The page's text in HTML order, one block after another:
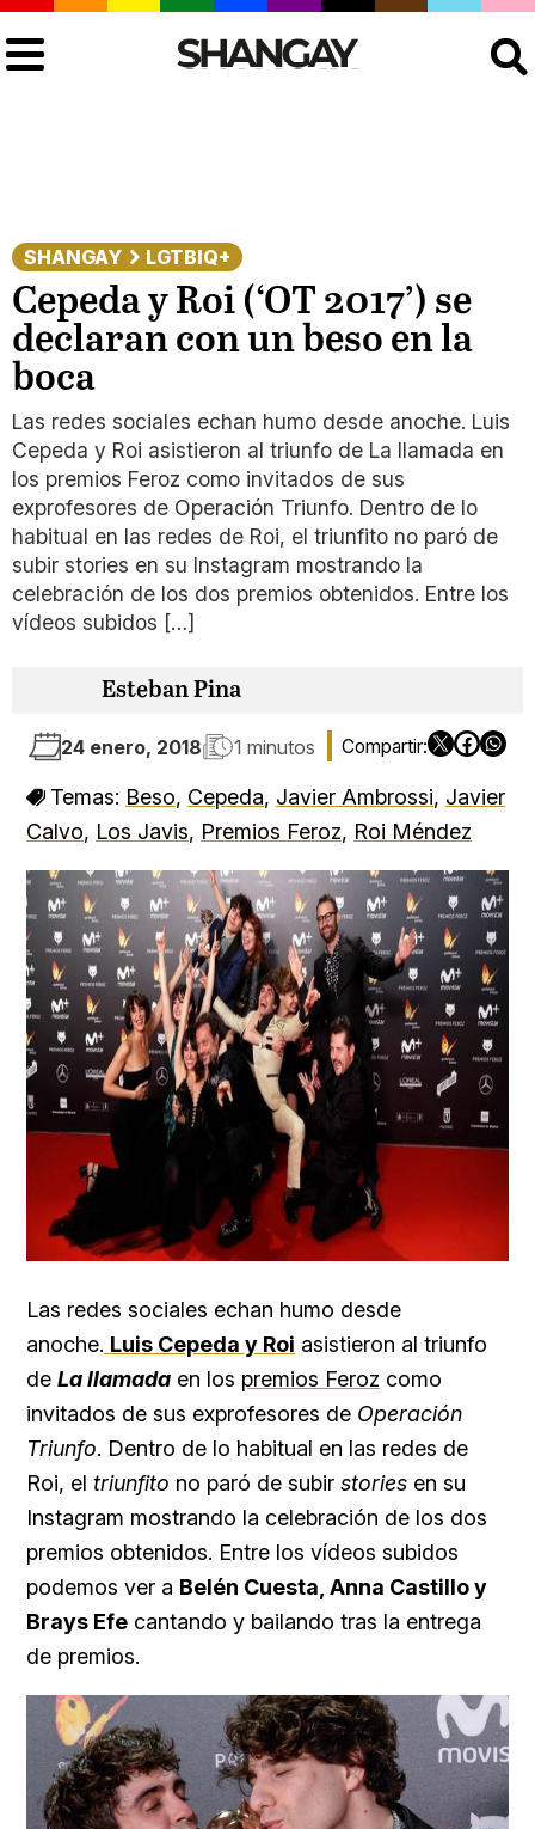
SHANGAY LGTBIQ+
Cepeda y Roi (‘OT 2017’) se
declaran con un beso en la
boca
Las redes sociales echan humo desde anoche. Luis
Cepeda y Roi asistieron al triunfo de La llamada en
los premios Feroz como invitados de sus
exprofesores de Operación Triunfo. Dentro de lo
habitual en las redes de Roi, el triunfito no paró de
subir stories en su Instagram mostrando la
celebración de los dos premios obtenidos. Entre los
vídeos subidos […]
Esteban Pina
24 enero, 2018 1 minutos
Temas: Beso, Cepeda, Javier Ambrossi, Javier
Calvo, Los Javis, Premios Feroz, Roi Méndez
Las redes sociales echan humo desde
anoche. Luis Cepeda y Roi asistieron al triunfo
de La llamada en los premios Feroz como
invitados de sus exprofesores de Operación
Triunfo. Dentro de lo habitual en las redes de
Roi, el triunfito no paró de subir stories en su
Instagram mostrando la celebración de los dos
premios obtenidos. Entre los vídeos subidos
podemos ver a Belén Cuesta, Anna Castillo y
Brays Efe cantando y bailando tras la entrega
de premios.